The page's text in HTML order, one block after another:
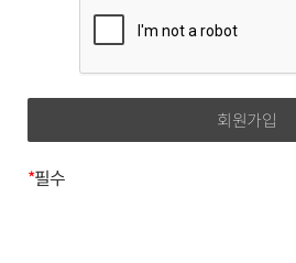
종료시키는 의사 표시
2. 제1항의 용어를 제외한 용어의 정
개인정보(인종 및 민족, 사상 및 신조,
정치적 성향 및 범죄기록, 건강상태
수집하지 않습니다.
2. 수집하는 개인정보
*필수